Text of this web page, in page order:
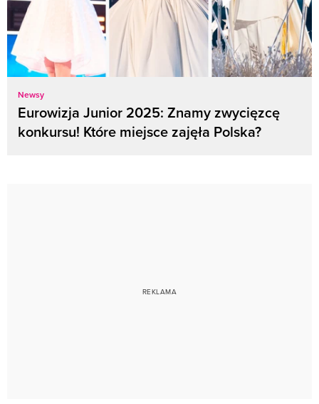
Newsy
Eurowizja Junior 2025: Znamy zwycięzcę
konkursu! Które miejsce zajęła Polska?